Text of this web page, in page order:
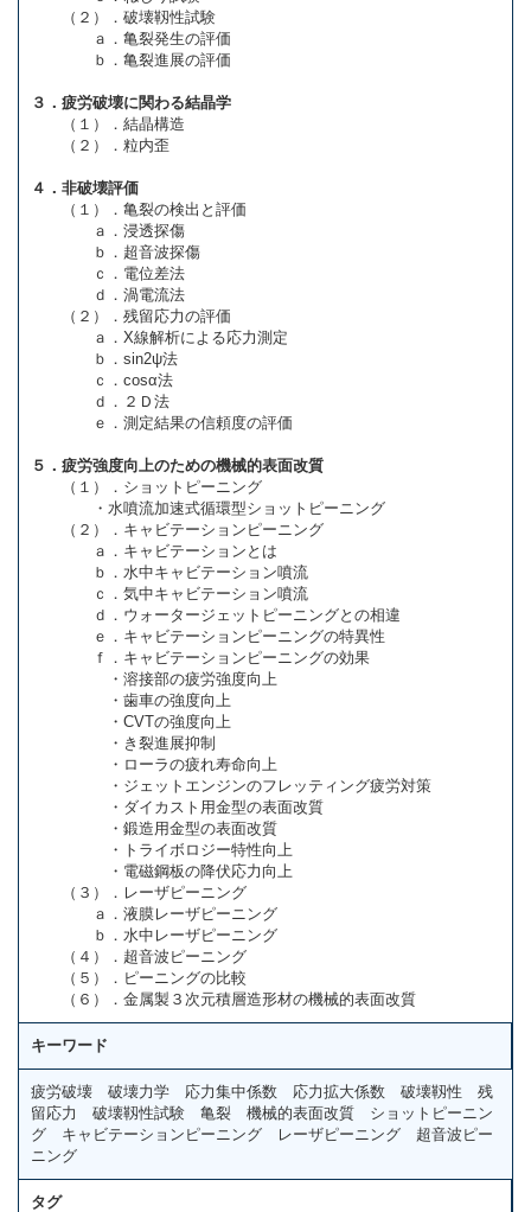
（２）．破壊靱性試験
ａ．亀裂発生の評価
ｂ．亀裂進展の評価
３．疲労破壊に関わる結晶学
（１）．結晶構造
（２）．粒内歪
４．非破壊評価
（１）．亀裂の検出と評価
ａ．浸透探傷
ｂ．超音波探傷
ｃ．電位差法
ｄ．渦電流法
（２）．残留応力の評価
ａ．X線解析による応力測定
ｂ．sin2ψ法
ｃ．cosα法
ｄ．２Ｄ法
ｅ．測定結果の信頼度の評価
５．疲労強度向上のための機械的表面改質
（１）．ショットピーニング
・水噴流加速式循環型ショットピーニング
（２）．キャビテーションピーニング
ａ．キャビテーションとは
ｂ．水中キャビテーション噴流
ｃ．気中キャビテーション噴流
ｄ．ウォータージェットピーニングとの相違
ｅ．キャビテーションピーニングの特異性
ｆ．キャビテーションピーニングの効果
・溶接部の疲労強度向上
・歯車の強度向上
・CVTの強度向上
・き裂進展抑制
・ローラの疲れ寿命向上
・ジェットエンジンのフレッティング疲労対策
・ダイカスト用金型の表面改質
・鍛造用金型の表面改質
・トライボロジー特性向上
・電磁鋼板の降伏応力向上
（３）．レーザピーニング
ａ．液膜レーザピーニング
ｂ．水中レーザピーニング
（４）．超音波ピーニング
（５）．ピーニングの比較
（６）．金属製３次元積層造形材の機械的表面改質
キーワード
疲労破壊 破壊力学 応力集中係数 応力拡大係数 破壊靱性 残
留応力 破壊靱性試験 亀裂 機械的表面改質 ショットピーニン
グ キャビテーションピーニング レーザピーニング 超音波ピー
ニング
タグ